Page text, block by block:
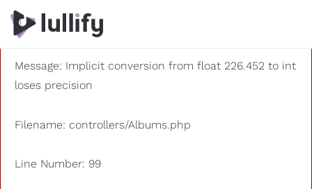
A PHP Error was encountered
Severity: 8192
Message: Implicit conversion from float 226.452 to int
loses precision
Filename: controllers/Albums.php
Line Number: 99